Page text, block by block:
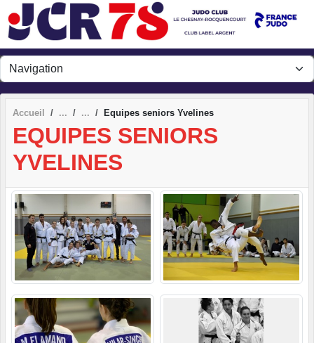
Accueil Equipes seniors Yvelines
EQUIPES SENIORS
YVELINES
Panneau de gestion des cookies